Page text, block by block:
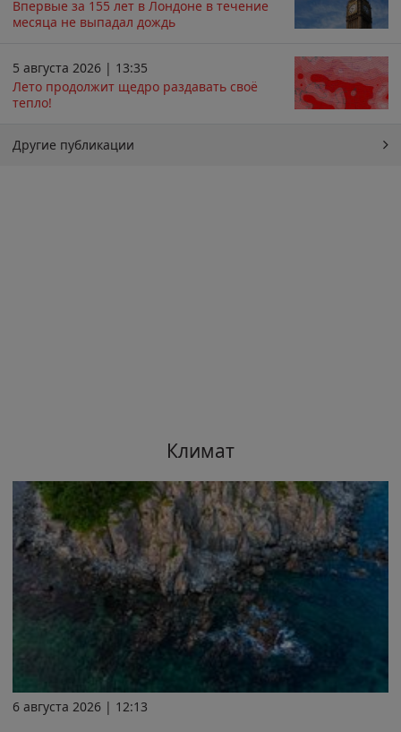
Впервые за 155 лет в Лондоне в течение
месяца не выпадал дождь
5 августа 2026 | 13:35
Лето продолжит щедро раздавать своё
тепло!
Другие публикации
Климат
6 августа 2026 | 12:13